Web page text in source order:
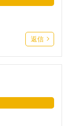
返信